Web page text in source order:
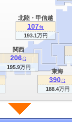
関西
206台
195.9万円
東海
390台
188.4万円
北陸・甲信越
107台
193.1万円